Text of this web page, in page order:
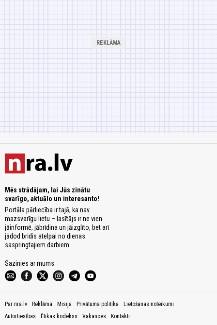
Mēs strādājam, lai Jūs zinātu
svarīgo, aktuālo un interesanto!
Portāla pārliecība ir tajā, ka nav
mazsvarīgu lietu – lasītājs ir ne vien
jāinformē, jābrīdina un jāizglīto, bet arī
jādod brīdis atelpai no dienas
saspringtajiem darbiem.
Sazinies ar mums:
Par nra.lv Reklāma Misija Privātuma politika
Lietošanas noteikumi
Autortiesības
Ētikas kodekss Vakances Kontakti